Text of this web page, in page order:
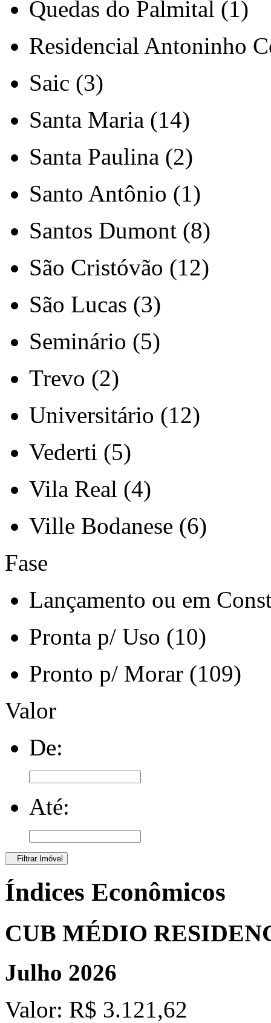
Quedas do Palmital (1)
Residencial Antoninho
Saic (3)
Santa Maria (14)
Santa Paulina (2)
Santo Antônio (1)
Santos Dumont (8)
São Cristóvão (12)
São Lucas (3)
Seminário (5)
Trevo (2)
Universitário (12)
Vederti (5)
Vila Real (4)
Ville Bodanese (6)
Fase
Lançamento ou em
Pronta p/ Uso (10)
Pronto p/ Morar (109)
Valor
De:
Até:
Filtrar Imóvel
Índices Econômicos
CUB MÉDIO
Julho 2026
Valor: R$ 3.121,62